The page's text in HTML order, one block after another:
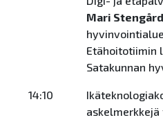
Mari Stengård
hyvinvointialue
Etähoitotiimin
Satakunnan
14:10